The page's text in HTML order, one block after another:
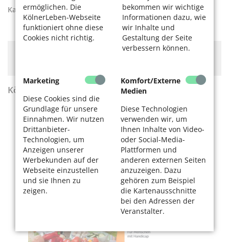
ermöglichen. Die
KölnerLeben-Webseite
funktioniert ohne diese
Cookies nicht richtig.
bekommen wir wichtige
Informationen dazu, wie
wir Inhalte und
Gestaltung der Seite
verbessern können.
Marketing
Diese Cookies sind die
Grundlage für unsere
Einnahmen. Wir nutzen
Drittanbieter-
Technologien, um
Anzeigen unserer
Werbekunden auf der
Webseite einzustellen
und sie Ihnen zu
zeigen.
Komfort/Externe
Medien
Diese Technologien
verwenden wir, um
Ihnen Inhalte von Video-
oder Social-Media-
Plattformen und
anderen externen Seiten
anzuzeigen. Dazu
gehören zum Beispiel
die Kartenausschnitte
bei den Adressen der
Veranstalter.
Kategorien: Reisen und Ausflüge , Reisen
Hier könnte Werbung stehen, mit der wir uns
KölnerLeben Sommer 2026